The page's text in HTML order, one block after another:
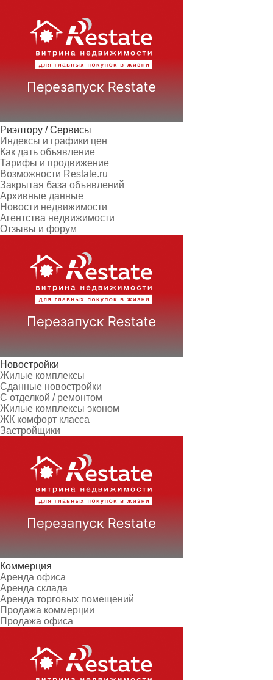
Риэлтору / Сервисы
Индексы и графики цен
Как дать объявление
Тарифы и продвижение
Возможности Restate.ru
Закрытая база объявлений
Архивные данные
Новости недвижимости
Агентства недвижимости
Отзывы и форум
Новостройки
Жилые комплексы
Сданные новостройки
С отделкой / ремонтом
Жилые комплексы эконом
ЖК комфорт класса
Застройщики
Коммерция
Аренда офиса
Аренда склада
Аренда торговых помещений
Продажа коммерции
Продажа офиса